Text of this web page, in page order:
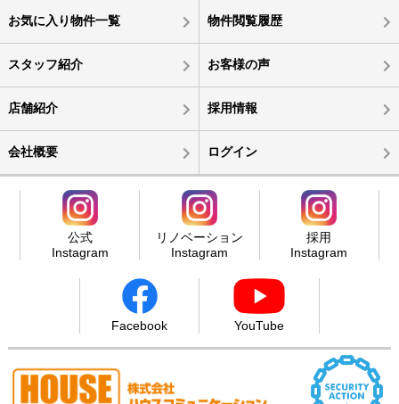
お気に入り物件一覧 物件閲覧履歴
スタッフ紹介 お客様の声
店舗紹介 採用情報
会社概要 ログイン
公式
Instagram
リノベーション
Instagram
採用
Instagram
Facebook YouTube